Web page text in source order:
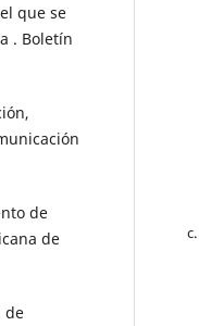
que se
. Boletín
de
de
de